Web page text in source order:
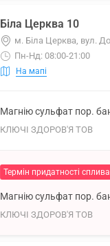
Біла Церква 10
м. Біла Церква, вул.
Пн-Нд: 08:00-21:00
На мапі
Магнію сульфат пор.
КЛЮЧІ ЗДОРОВ'Я ТОВ
Термін придатності
Магнію сульфат пор.
КЛЮЧІ ЗДОРОВ'Я ТОВ